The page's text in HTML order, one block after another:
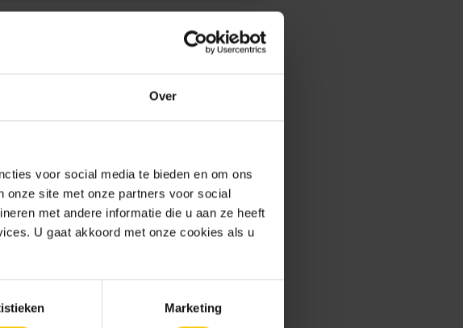
Over
voor social media te bieden en om ons
onze site met onze partners voor social
met andere informatie die u aan ze heeft
U gaat akkoord met onze cookies als u
Marketing